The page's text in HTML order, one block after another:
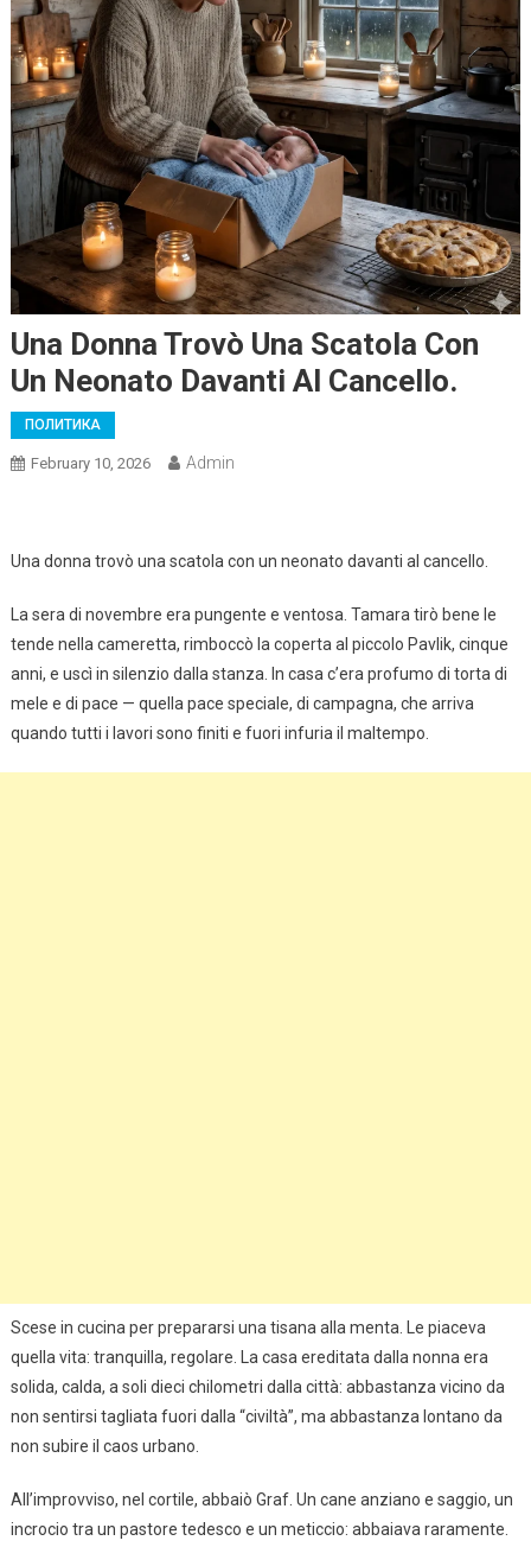
Una Donna Trovò Una Scatola Con
Un Neonato Davanti Al Cancello.
ПОЛИТИКА
February 10, 2026 Admin
Una donna trovò una scatola con un neonato davanti al cancello.
La sera di novembre era pungente e ventosa. Tamara tirò bene le
tende nella cameretta, rimboccò la coperta al piccolo Pavlik, cinque
anni, e uscì in silenzio dalla stanza. In casa c’era profumo di torta di
mele e di pace — quella pace speciale, di campagna, che arriva
quando tutti i lavori sono finiti e fuori infuria il maltempo.
Scese in cucina per prepararsi una tisana alla menta. Le piaceva
quella vita: tranquilla, regolare. La casa ereditata dalla nonna era
solida, calda, a soli dieci chilometri dalla città: abbastanza vicino da
non sentirsi tagliata fuori dalla “civiltà”, ma abbastanza lontano da
non subire il caos urbano.
All’improvviso, nel cortile, abbaiò Graf. Un cane anziano e saggio, un
incrocio tra un pastore tedesco e un meticcio: abbaiava raramente.